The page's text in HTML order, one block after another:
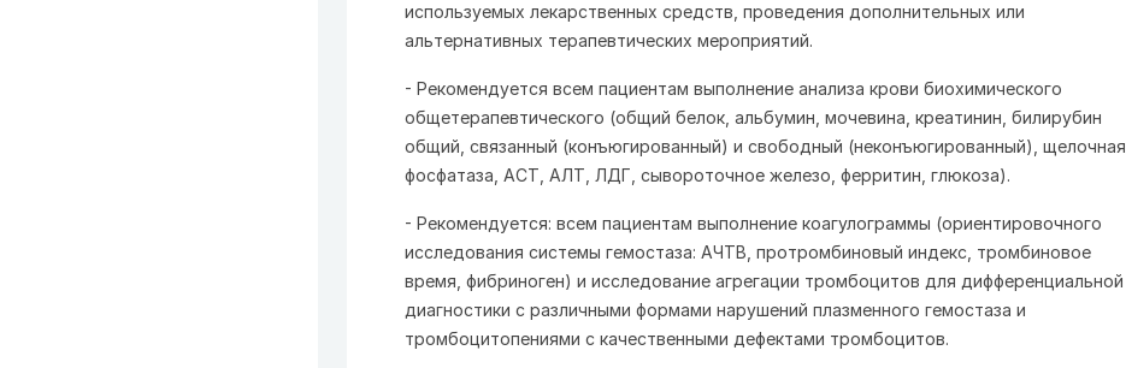
используемых лекарственных средств, проведения дополнительных или
альтернативных терапевтических мероприятий.
- Рекомендуется всем пациентам выполнение анализа крови биохимического
общетерапевтического (общий белок, альбумин, мочевина, креатинин, билирубин
общий, связанный (конъюгированный) и свободный (неконъюгированный), щелочная
фосфатаза, АСТ, АЛТ, ЛДГ, сывороточное железо, ферритин, глюкоза).
- Рекомендуется: всем пациентам выполнение коагулограммы (ориентировочного
исследования системы гемостаза: АЧТВ, протромбиновый индекс, тромбиновое
время, фибриноген) и исследование агрегации тромбоцитов для дифференциальной
диагностики с различными формами нарушений плазменного гемостаза и
тромбоцитопениями с качественными дефектами тромбоцитов.